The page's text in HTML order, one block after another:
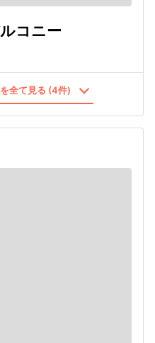
コニー
全て見る (4件)